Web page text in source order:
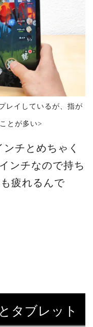
レイしているが、指が
とが多い>
チとめちゃく
ンチなので持ち
疲れるんで
タブレット